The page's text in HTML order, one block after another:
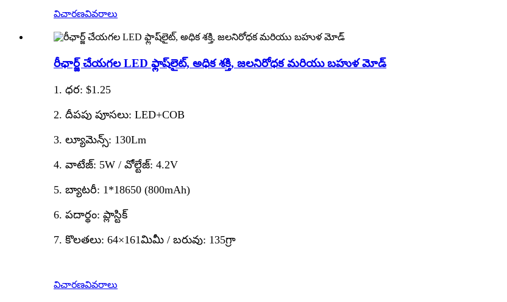
విచారణవివరాలు
రీఛార్జ్ చేయగల LED ఫ్లాష్‌లైట్, అధిక శక్తి, జలనిరోధక మరియు బహుళ మోడ్
1. ధర: $1.25
2. దీపపు పూసలు: LED+COB
3. ల్యూమెన్స్: 130Lm
4. వాటేజ్: 5W / వోల్టేజ్: 4.2V
5. బ్యాటరీ: 1*18650 (800mAh)
6. పదార్థం: ప్లాస్టిక్
7. కొలతలు: 64×161మిమీ / బరువు: 135గ్రా
విచారణవివరాలు